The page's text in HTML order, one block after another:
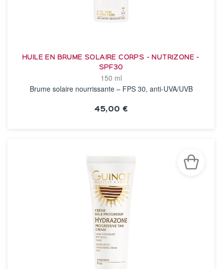
HUILE EN BRUME SOLAIRE CORPS - NUTRIZONE -
SPF30
150 ml
Brume solaire nourrissante – FPS 30, anti-UVA/UVB
45,00 €